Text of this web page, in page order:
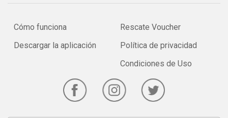
Cómo funciona
Descargar la aplicación
Rescate Voucher
Política de privacidad
Condiciones de Uso